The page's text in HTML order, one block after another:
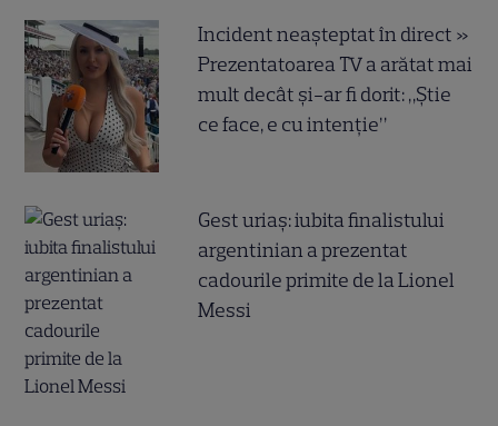
Incident neașteptat în direct »
Prezentatoarea TV a arătat mai
mult decât și-ar fi dorit: „Știe
ce face, e cu intenție”
Gest uriaș: iubita finalistului
argentinian a prezentat
cadourile primite de la Lionel
Messi